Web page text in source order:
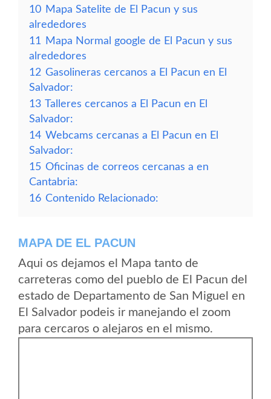
10 Mapa Satelite de El Pacun y sus
alrededores
11
Mapa Normal google de El Pacun y sus
alrededores
12 Gasolineras cercanos a El Pacun en El
Salvador:
13 Talleres cercanos a El Pacun en El
Salvador:
14 Webcams cercanas a El Pacun en El
Salvador:
15 Oficinas de correos cercanas a en
Cantabria:
16 Contenido Relacionado:
MAPA DE EL PACUN
Aqui os dejamos el Mapa tanto de
carreteras como del pueblo de El Pacun del
estado de Departamento de San Miguel en
El Salvador podeis ir manejando el zoom
para cercaros o alejaros en el mismo.